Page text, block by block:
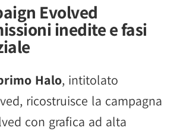
Evolved
inedite e fasi
Halo, intitolato
ricostruisce la campagna
con grafica ad alta